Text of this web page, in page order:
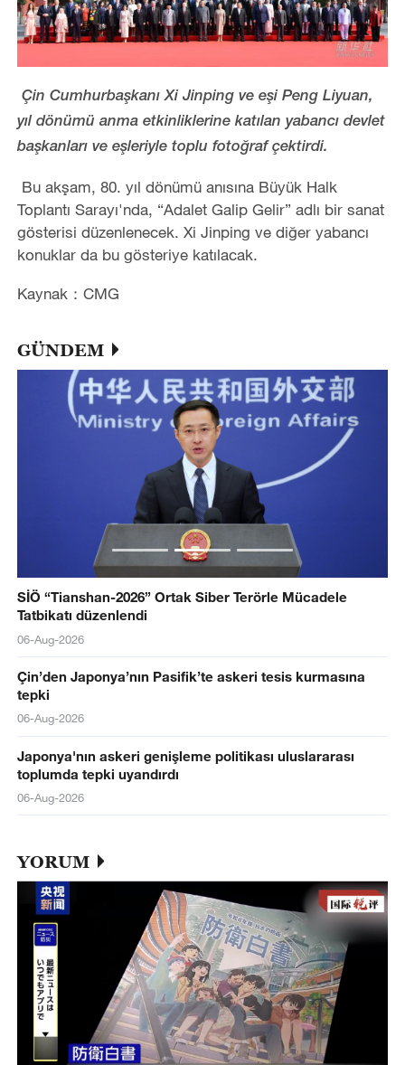
Çin Cumhurbaşkanı Xi Jinping ve eşi Peng Liyuan,
yıl dönümü anma etkinliklerine katılan yabancı devlet
başkanları ve eşleriyle toplu fotoğraf çektirdi.
Bu akşam, 80. yıl dönümü anısına Büyük Halk
Toplantı Sarayı'nda, “Adalet Galip Gelir” adlı bir sanat
gösterisi düzenlenecek. Xi Jinping ve diğer yabancı
konuklar da bu gösteriye katılacak.
Kaynak：CMG
GÜNDEM
SİÖ “Tianshan-2026” Ortak Siber Terörle Mücadele
Tatbikatı düzenlendi
06-Aug-2026
Çin’den Japonya’nın Pasifik’te askeri tesis kurmasına
tepki
06-Aug-2026
Japonya'nın askeri genişleme politikası uluslararası
toplumda tepki uyandırdı
06-Aug-2026
YORUM